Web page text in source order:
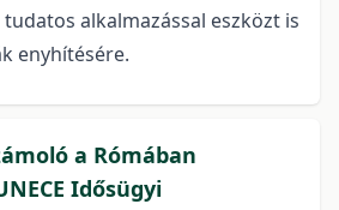
tudatos alkalmazással eszközt is
enyhítésére.
a Rómában
Idősügyi